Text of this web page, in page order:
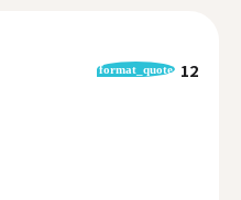
format_quote 12